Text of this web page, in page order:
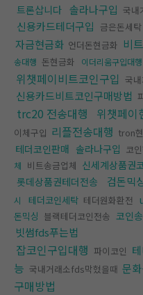
트론삽니다 솔라나구입 국내
신용카드테더구입 금은돈세탁
자금현금화 언더돈현금화 비
송대행 돈현금화 이더리움구입대행
위챗페이비트코인구입 국
신용카드비트코인구매방법
trc20 전송대행 위챗페이
이체구입 리플전송대행 tron
테더코인판매 솔라나구입 코
체 비트송금업체 신세계상품권
롯데상품권테더전송 검돈믹
시
테더코인세탁 테더원화환전
돈믹싱 블랙테더코인전송 코인
빗썸fds푸는법
잡코인구입대행 파이코인
능 국내거래소fds막혔을때 문
구매방법